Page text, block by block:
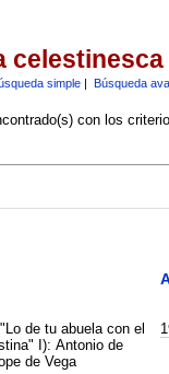
celestinesca
simple| Búsqueda
con los
de tu abuela con el
I): Antonio de
de Vega